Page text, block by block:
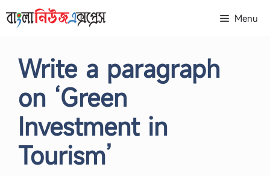
to
Menu
Write a paragraph
on ‘Green
Investment in
Tourism’